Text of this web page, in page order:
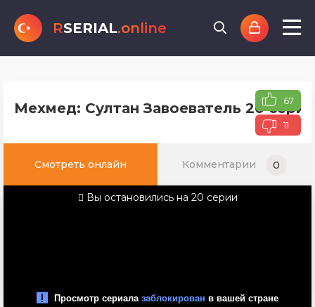
RSERIAL.online
Мехмед: Султан Завоеватель 20 67
11
Смотреть онлайн Комментарии 0
Вы остановились на 20 серии